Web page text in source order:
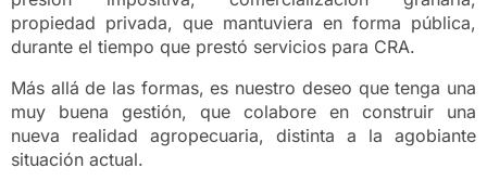
propiedad privada, que mantuviera en forma pública,
durante el tiempo que prestó servicios para CRA.
Más allá de las formas, es nuestro deseo que tenga una
muy buena gestión, que colabore en construir una
nueva realidad agropecuaria, distinta a la agobiante
situación actual.